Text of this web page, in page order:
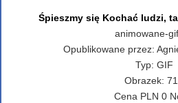
Śpieszmy się Kochać ludzi,
animowane-
Opublikowane przez:
Typ: GIF
Obrazek:
Cena PLN 0